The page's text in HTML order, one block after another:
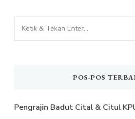
Mencari
Sesuatu?
POS-POS
Pengrajin Badut Cital & Citul